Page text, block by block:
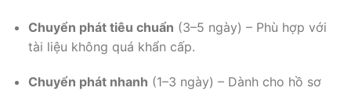
Chuyển phát tiêu chuẩn (3–5 ngày) – Phù hợp với
tài liệu không quá khẩn cấp.
Chuyển phát nhanh (1–3 ngày) – Dành cho hồ sơ